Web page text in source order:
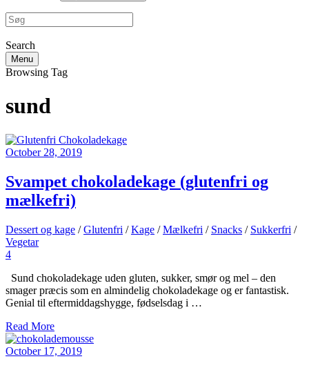
Search
Menu
Browsing Tag
sund
October 28, 2019
Svampet chokoladekage (glutenfri og
mælkefri)
Dessert og kage /Glutenfri /Kage /Mælkefri / Snacks / Sukkerfri /
Vegetar
4
Sund chokoladekage uden gluten, sukker, smør og mel – den
smager præcis som en almindelig chokoladekage og er fantastisk.
Genial til eftermiddagshygge, fødselsdag i …
Read More
October 17, 2019